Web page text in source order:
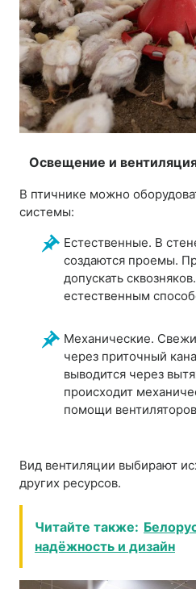
Освещение и
В птичнике можно
системы:
Естественные. В
создаются проемы.
допускать
естественным
Механические.
через приточный
выводится через
происходит
помощи
Вид вентиляции выбирают
других ресурсов.
Читайте также:
надёжность и дизайн